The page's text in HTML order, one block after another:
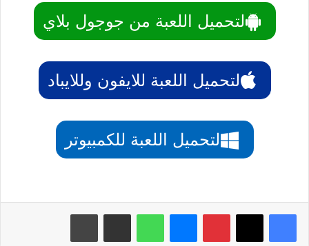
لتحميل اللعبة من جوجول بلاي
لتحميل اللعبة للايفون وللايباد
لتحميل اللعبة للكمبيوتر
بينتيريست واتساب